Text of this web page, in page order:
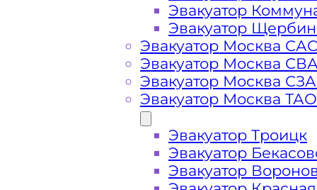
Эвакуатор
Эвакуатор
Эвакуатор Москва
Эвакуатор Москва
Эвакуатор Москва
Эвакуатор Москва ТАО
Эвакуатор Троицк
Эвакуатор
Эвакуатор